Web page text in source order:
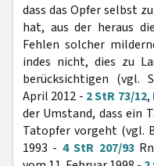
dass das Opfer selbst
hat, aus der heraus
Fehlen solcher
indes nicht, dies zu
berücksichtigen (vgl.
April 2012 - 2 StR 73/12,
der Umstand, dass ein
Tatopfer vorgeht (vgl.
1993 - 4 StR 207/93